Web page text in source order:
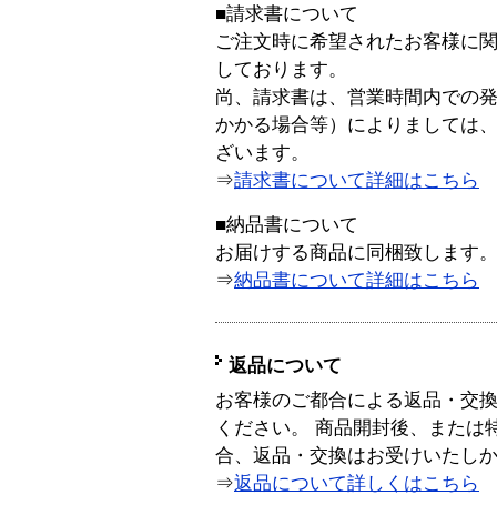
■請求書について
ご注文時に希望されたお客様に
しております。
尚、請求書は、営業時間内での
かかる場合等）によりましては
ざいます。
⇒請求書について詳細はこちら
■納品書について
お届けする商品に同梱致します。
⇒納品書について詳細はこちら
返品について
お客様のご都合による返品・交
ください。 商品開封後、または
合、返品・交換はお受けいたし
⇒返品について詳しくはこちら